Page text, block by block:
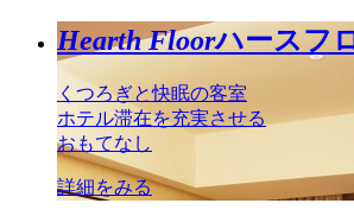
Hearth Floorハースフ
くつろぎと快眠の客室
ホテル滞在を充実させる
おもてなし
詳細をみる